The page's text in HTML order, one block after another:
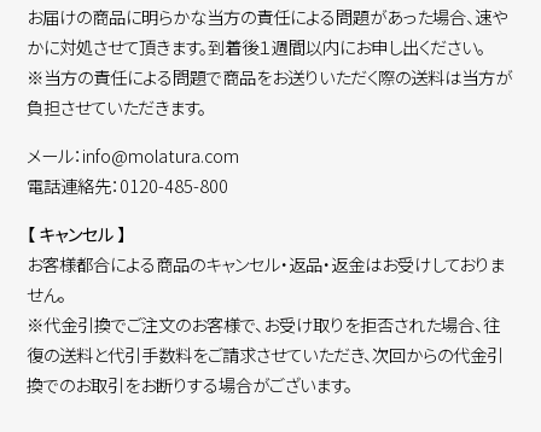
お届けの商品に明らかな当方の責任による問題があった場合、速や
かに対処させて頂きます。到着後１週間以内にお申し出ください。
※当方の責任による問題で商品をお送りいただく際の送料は当方が
負担させていただきます。
メール：info@molatura.com
電話連絡先：0120-485-800
【 キャンセル 】
お客様都合による商品のキャンセル・返品・返金はお受けしておりま
せん。
※代金引換でご注文のお客様で、お受け取りを拒否された場合、往
復の送料と代引手数料をご請求させていただき、次回からの代金引
換でのお取引をお断りする場合がございます。